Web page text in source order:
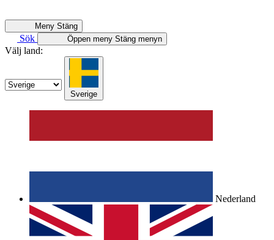
Meny Stäng
Sök Öppen meny Stäng menyn
Välj land:
Sverige
Nederland